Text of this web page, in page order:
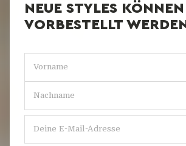
NEUE STYLES
VORBESTELLT